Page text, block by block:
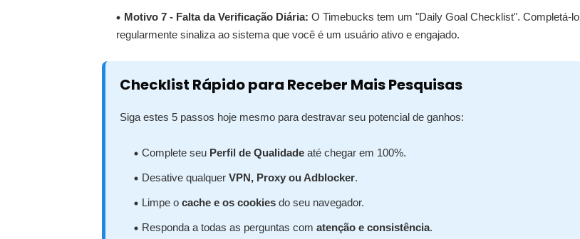
Motivo 7 - Falta da Verificação Diária: O Timebucks tem um "Daily Goal Checklist". Completá-lo
regularmente sinaliza ao sistema que você é um usuário ativo e engajado.
Checklist Rápido para Receber Mais Pesquisas
Siga estes 5 passos hoje mesmo para destravar seu potencial de ganhos:
Complete seu Perfil de Qualidade até chegar em 100%.
Desative qualquer VPN, Proxy ou Adblocker.
Limpe o cache e os cookies do seu navegador.
Responda a todas as perguntas com atenção e consistência.